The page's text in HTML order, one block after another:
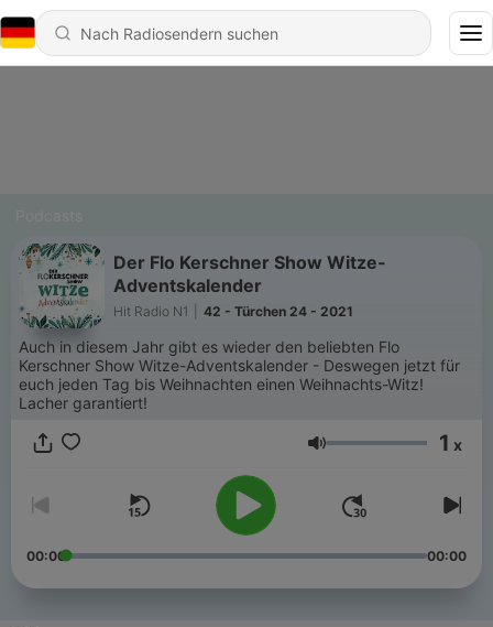
Der Flo Kerschner Show Witze-
Adventskalender
Hit Radio N1 42 - Türchen 24 - 2021
Auch in diesem Jahr gibt es wieder den beliebten Flo
Kerschner Show Witze-Adventskalender - Deswegen jetzt für
euch jeden Tag bis Weihnachten einen Weihnachts-Witz!
Lacher garantiert!
Lautstärke 1 x
00:00 00:00